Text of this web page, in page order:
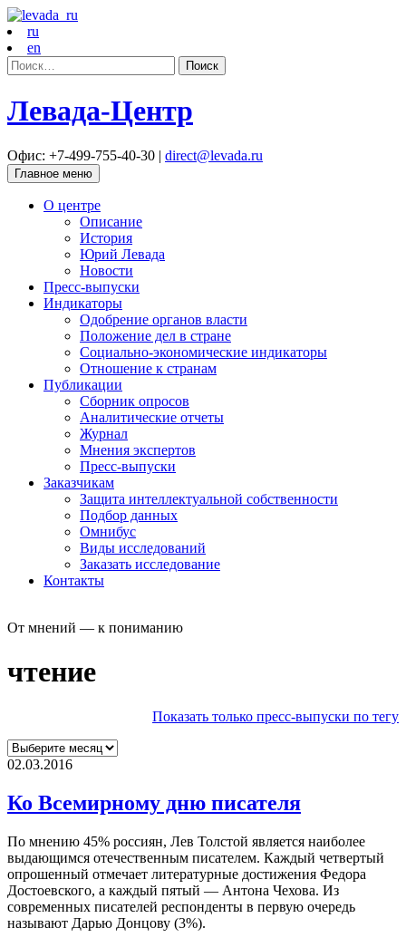
ru
en
Найти:
Левада-Центр
Офис: +7-499-755-40-30 | direct@levada.ru
Главное меню
О центре
Описание
История
Юрий Левада
Новости
Пресс-выпуски
Индикаторы
Одобрение органов власти
Положение дел в стране
Социально-экономические индикаторы
Отношение к странам
Публикации
Сборник опросов
Аналитические отчеты
Журнал
Мнения экспертов
Пресс-выпуски
Заказчикам
Защита интеллектуальной собственности
Подбор данных
Омнибус
Виды исследований
Заказать исследование
Контакты
От мнений — к пониманию
чтение
Показать только пресс-выпуски по тегу
02.03.2016
Ко Всемирному дню писателя
По мнению 45% россиян, Лев Толстой является наиболее
выдающимся отечественным писателем. Каждый четвертый
опрошенный отмечает литературные достижения Федора
Достоевского, а каждый пятый — Антона Чехова. Из
современных писателей респонденты в первую очередь
называют Дарью Донцову (3%).